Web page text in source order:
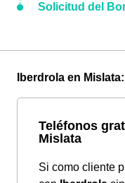
Solicitud del
Iberdrola en
Teléfonos
Mislata
Si como cliente